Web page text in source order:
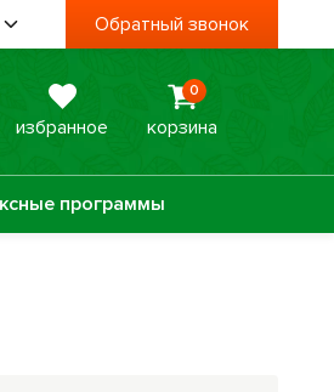
Обратный звонок
избранное
0
корзина
программы